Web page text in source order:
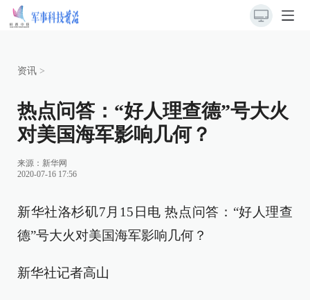
资讯 >
热点问答：“好人理查德”号大火
对美国海军影响几何？
来源： 新华网
2020-07-16 17:56
新华社洛杉矶7月15日电 热点问答：“好人理查
德”号大火对美国海军影响几何？
新华社记者高山